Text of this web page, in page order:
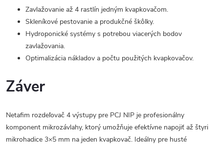
Zavlažovanie až 4 rastlín jedným kvapkovačom.
Skleníkové pestovanie a produkčné škôlky.
Hydroponické systémy s potrebou viacerých bodov
zavlažovania.
Optimalizácia nákladov a počtu použitých kvapkovačov.
Záver
Netafim rozdeľovač 4 výstupy pre PCJ NIP je profesionálny
komponent mikrozávlahy, ktorý umožňuje efektívne napojiť až štyri
mikrohadice 3×5 mm na jeden kvapkovač. Ideálny pre husté